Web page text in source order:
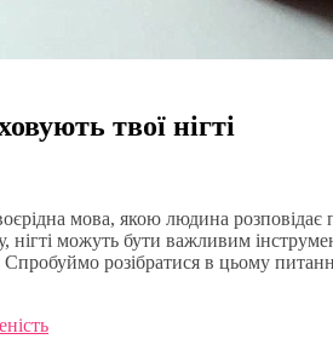
твої нігті
мова, якою людина розповідає
нігті можуть бути важливим
Спробуймо розібратися в цьому